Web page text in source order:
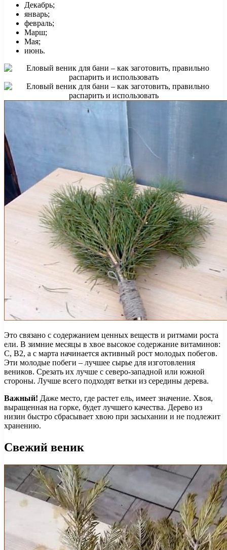
Декабрь;
январь;
февраль;
Марш;
Мая;
июнь.
Это связано с содержанием ценных веществ и ритмами роста
ели. В зимние месяцы в хвое высокое содержание витаминов:
С, В2, а с марта начинается активный рост молодых побегов.
Эти молодые побеги – лучшее сырье для изготовления
веников. Срезать их лучше с северо-западной или южной
стороны. Лучше всего подходят ветки из середины дерева.
Важный! Даже место, где растет ель, имеет значение. Хвоя,
выращенная на горке, будет лучшего качества. Дерево из
низин быстро сбрасывает хвою при засыхании и не подлежит
хранению.
Свежий веник